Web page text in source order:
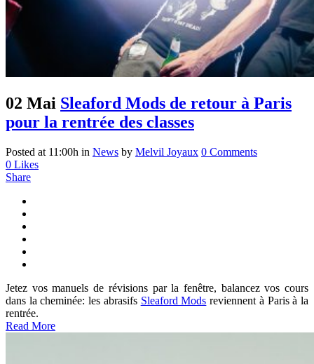
02 Mai Sleaford Mods de retour à Paris
pour la rentrée des classes
Posted at 11:00h in News by Melvil Joyaux 0 Comments
0 Likes
Share
Jetez vos manuels de révisions par la fenêtre, balancez vos cours
dans la cheminée: les abrasifs Sleaford Mods reviennent à Paris à la
rentrée.
Read More